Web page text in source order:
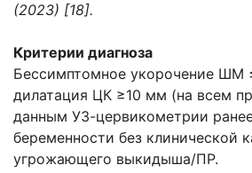
(2023) [18].
Критерии диагноза
Бессимптомное укорочение ШМ
дилатация ЦК ≥10 мм (на всем
данным УЗ-цервикометрии
беременности без клинической
угрожающего выкидыша/ПР.